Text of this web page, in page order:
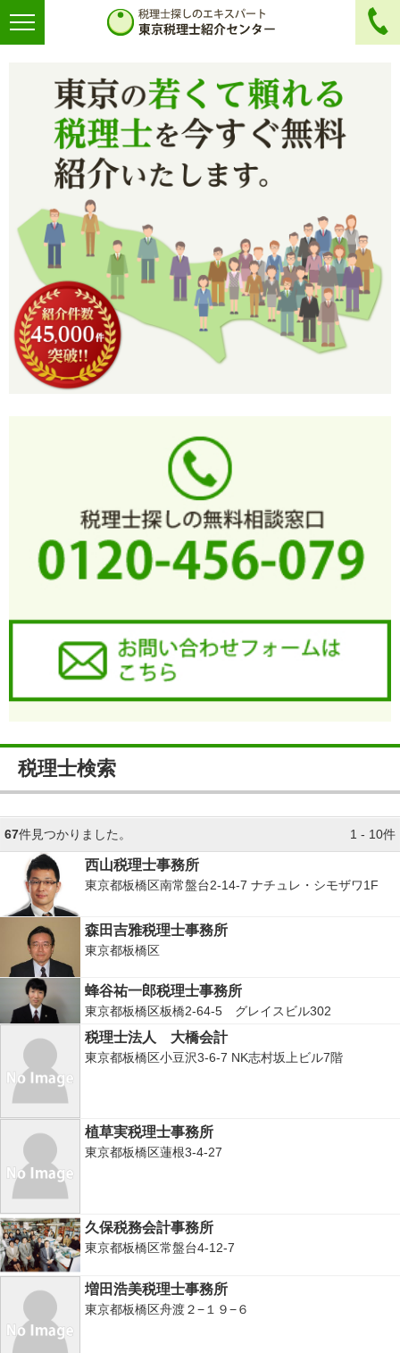
税理士検索
67件見つかりました。 1 - 10件
西山税理士事務所
東京都板橋区南常盤台2-14-7 ナチュレ・シモザワ1F
森田吉雅税理士事務所
東京都板橋区
蜂谷祐一郎税理士事務所
東京都板橋区板橋2-64-5 グレイスビル302
税理士法人 大橋会計
東京都板橋区小豆沢3-6-7 NK志村坂上ビル7階
植草実税理士事務所
東京都板橋区蓮根3-4-27
久保税務会計事務所
東京都板橋区常盤台4-12-7
増田浩美税理士事務所
東京都板橋区舟渡２−１９−６